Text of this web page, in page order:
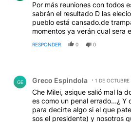
Por más reuniones con todos
sabrán el resultado D las
pueblo está cansado.de
momentos ya verán cual sera
RESPONDER 0 0
GE Greco Espindola 1 DE
Che Milei, asique salió mal la
es como un penal errado...¿ Y
para decirte algo si el que
sos el presidente) y nosotros